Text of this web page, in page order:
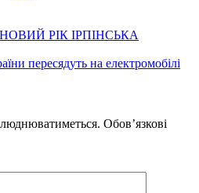
РІК ІРПІНСЬКА
пересядуть на електромобілі
Обов’язкові